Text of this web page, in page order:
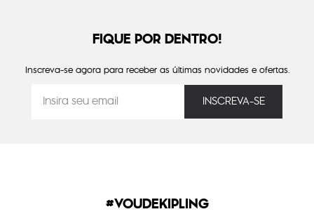
FIQUE POR DENTRO!
Inscreva-se agora para receber as últimas novidades e ofertas.
#VOUDEKIPLING